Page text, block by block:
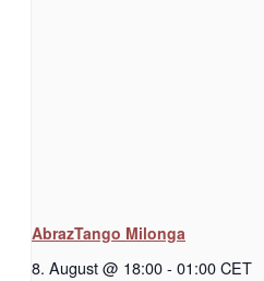
AbrazTango Milonga
8. August @ 18:00- 01:00CET